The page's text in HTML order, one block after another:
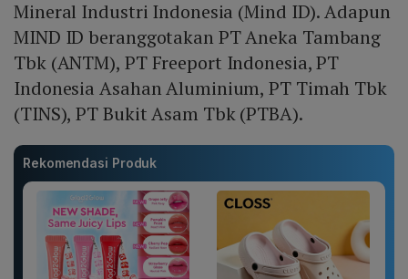
Mineral Industri Indonesia (Mind ID). Adapun
MIND ID beranggotakan PT Aneka Tambang
Tbk (ANTM), PT Freeport Indonesia, PT
Indonesia Asahan Aluminium, PT Timah Tbk
(TINS), PT Bukit Asam Tbk (PTBA).
Rekomendasi Produk